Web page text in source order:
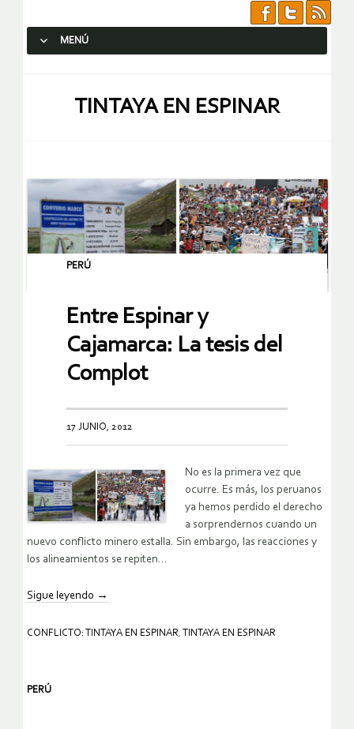
MENÚ
TINTAYA EN ESPINAR
PERÚ
Entre Espinar y
Cajamarca: La tesis del
Complot
17 JUNIO, 2012
No es la primera vez que
ocurre. Es más, los peruanos
ya hemos perdido el derecho
a sorprendernos cuando un
nuevo conflicto minero estalla. Sin embargo, las reacciones y
los alineamientos se repiten…
Sigue leyendo →
CONFLICTO: TINTAYA EN ESPINAR, TINTAYA EN ESPINAR
PERÚ